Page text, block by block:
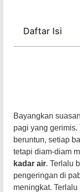
Daftar Isi
Bayangkan
pagi yang gerimis.
beruntun, setiap
tetapi diam-diam
kadar air. Terlalu
pengeringan di
meningkat.